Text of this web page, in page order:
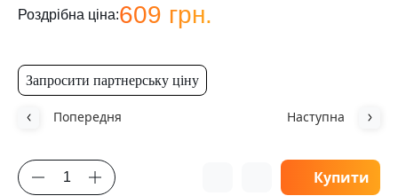
Запросити партнерську ціну
Попередня Наступна
Роздрібна ціна:609 грн.
Купити